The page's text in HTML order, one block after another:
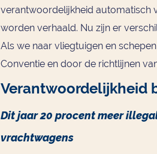
verantwoordelijkheid automatisch
worden verhaald. Nu zijn er
Als we naar vliegtuigen en
Conventie en door de richtlijnen
Verantwoordelijkheid
Dit jaar 20 procent meer
vrachtwagens